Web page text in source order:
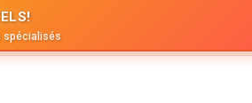
spécialisés